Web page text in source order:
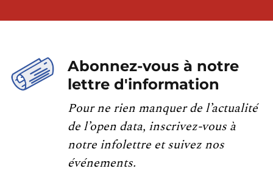
Abonnez-vous à notre
lettre d'information
Pour ne rien manquer de l’actualité
de l’open data, inscrivez-vous à
notre infolettre et suivez nos
événements.